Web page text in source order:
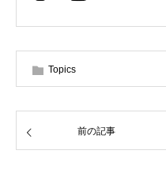
Topics
前の記事